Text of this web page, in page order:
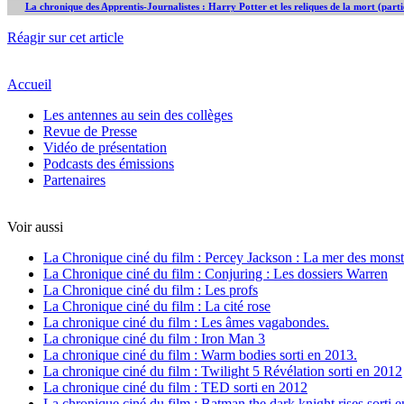
La chronique des Apprentis-Journalistes : Harry Potter et les reliques de la mort
Réagir sur cet article
Accueil
Les antennes au sein des collèges
Revue de Presse
Vidéo de présentation
Podcasts des émissions
Partenaires
Voir aussi
La Chronique ciné du film : Percey Jackson : La mer des
La Chronique ciné du film : Conjuring : Les dossiers Warren
La Chronique ciné du film : Les profs
La Chronique ciné du film : La cité rose
La chronique ciné du film : Les âmes vagabondes.
La chronique ciné du film : Iron Man 3
La chronique ciné du film : Warm bodies sorti en 2013.
La chronique ciné du film : Twilight 5 Révélation sorti en 2012
La chronique ciné du film : TED sorti en 2012